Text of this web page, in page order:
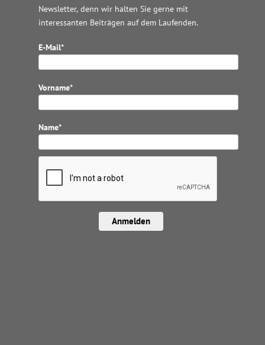
Newsletter, denn wir halten Sie gerne mit
interessanten Beiträgen auf dem Laufenden.
E-Mail*
Vorname*
Name*
Anmelden